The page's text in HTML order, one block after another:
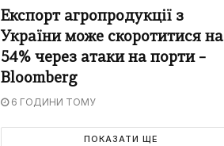
Експорт агропродукції з
України може скоротитися на
54% через атаки на порти –
Bloomberg
6 ГОДИНИ ТОМУ
ПОКАЗАТИ ЩЕ